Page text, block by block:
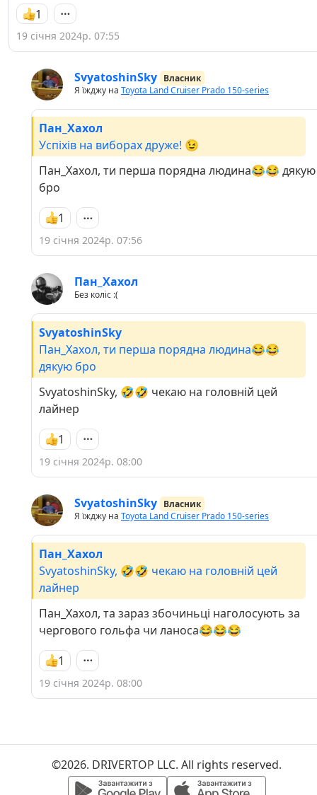
1
19 січня 2024р. 07:55
SvyatoshinSky Власник
Я їжджу на Toyota Land Cruiser Prado 150-series
Пан_Хахол
Успіхів на виборах друже! 😉
Пан_Хахол, ти перша порядна людина😂😂 дякую
бро
1
19 січня 2024р. 07:56
Пан_Хахол
Без коліс :(
SvyatoshinSky
Пан_Хахол, ти перша порядна людина😂😂
дякую бро
SvyatoshinSky, 🤣🤣 чекаю на головній цей
лайнер
1
19 січня 2024р. 08:00
SvyatoshinSky Власник
Я їжджу на Toyota Land Cruiser Prado 150-series
Пан_Хахол
SvyatoshinSky, 🤣🤣 чекаю на головній цей
лайнер
Пан_Хахол, та зараз збочиньці наголосують за
чергового гольфа чи ланоса😂😂😂
1
19 січня 2024р. 08:00
©2026. DRIVERTOP LLC. All rights reserved.